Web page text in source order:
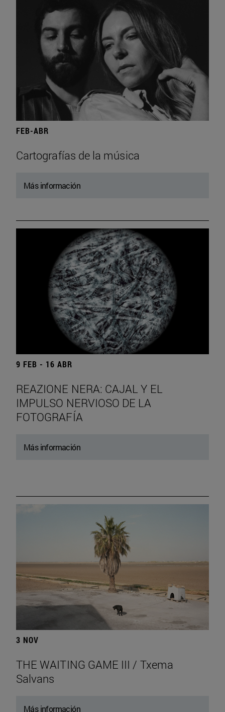
FEB-ABR
Cartografías de la música
Más información
9 FEB - 16 ABR
REAZIONE NERA: CAJAL Y EL
IMPULSO NERVIOSO DE LA
FOTOGRAFÍA
Más información
3 NOV
THE WAITING GAME III / Txema
Salvans
Más información